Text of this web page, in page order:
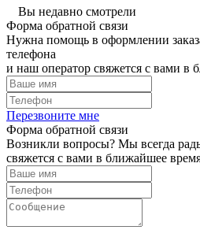
Вы недавно смотрели
Форма обратной связи
Нужна помощь в оформлении
телефона
и наш оператор свяжется с вами в
Перезвоните мне
Форма обратной связи
Возникли вопросы? Мы всегда
свяжется с вами в ближайшее